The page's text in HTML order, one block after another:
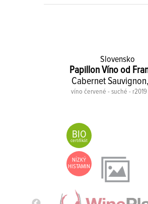
Slovensko
Papillon Víno od
Cabernet
víno červené - suché - r2019
BIO
certifikát
NÍZKÝ
HISTAMIN